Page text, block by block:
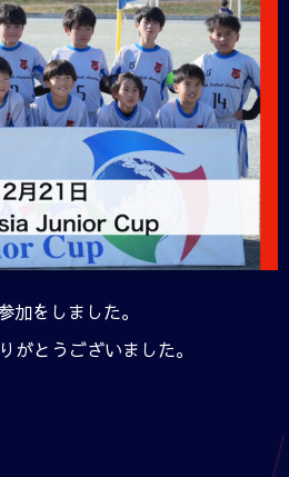
をしました。
がとうございました。